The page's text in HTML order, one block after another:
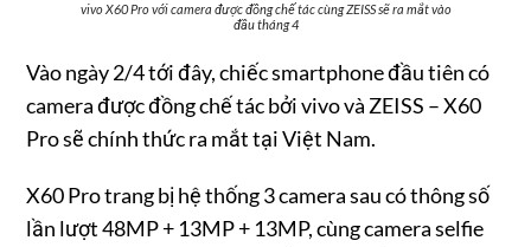
vivo X60 Pro với camera được đồng chế tác cùng ZEISS sẽ ra mắt vào
đầu tháng 4
Vào ngày 2/4 tới đây, chiếc smartphone đầu tiên có
camera được đồng chế tác bởi vivo và ZEISS – X60
Pro sẽ chính thức ra mắt tại Việt Nam.
X60 Pro trang bị hệ thống 3 camera sau có thông số
lần lượt 48MP + 13MP + 13MP, cùng camera selfie